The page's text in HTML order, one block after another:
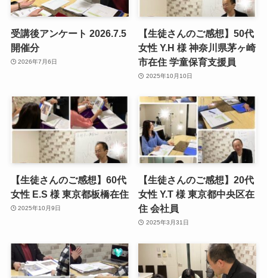
受講後アンケート 2026.7.5
開催分
2026年7月6日
【生徒さんのご感想】50代
女性 Y.H 様 神奈川県茅ヶ崎
市在住 学童保育支援員
2025年10月10日
【生徒さんのご感想】60代
女性 E.S 様 東京都板橋在住
2025年10月9日
【生徒さんのご感想】20代
女性 Y.T 様 東京都中央区在
住 会社員
2025年3月31日